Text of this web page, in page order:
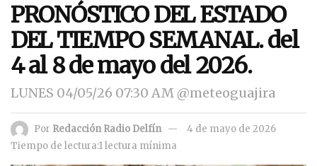
PRONÓSTICO DEL ESTADO
DEL TIEMPO SEMANAL. del
4 al 8 de mayo del 2026.
LUNES 04/05/26 07:30 AM @meteoguajira
Por Redacción Radio Delfín
4 de mayo de 2026
Tiempo de lectura:1 lectura mínima